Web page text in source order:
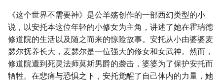
《这个世界不需要神》是公羊殇创作的一部西幻类型的小
说，以安托本这位年轻的小修女为主角，讲述了她在霍瑞德
修道院的生活以及随之而来的惊险故事。安托从小由婆婆麦
瑟尔抚养长大，麦瑟尔是一位强大的修女和女武神。然而，
修道院遭到死灵法师莫斯男爵的袭击，婆婆为了保护安托而
牺牲。在悲痛与恐惧之下，安托觉醒了自己体内的力量，她